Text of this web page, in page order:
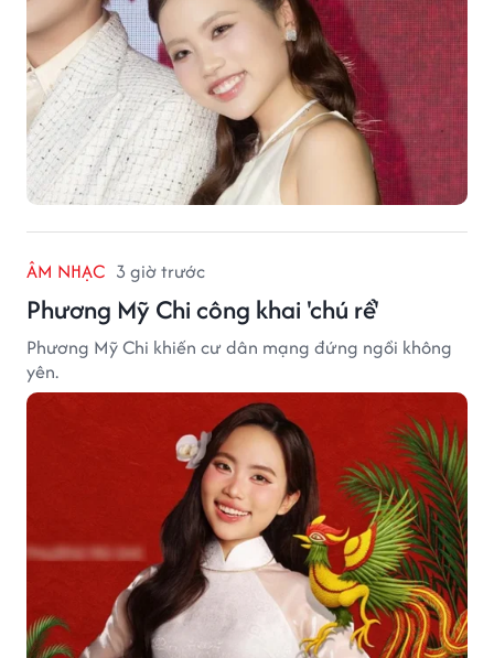
ÂM NHẠC 3 giờ trước
Phương Mỹ Chi công khai 'chú rể'
Phương Mỹ Chi khiến cư dân mạng đứng ngồi không
yên.